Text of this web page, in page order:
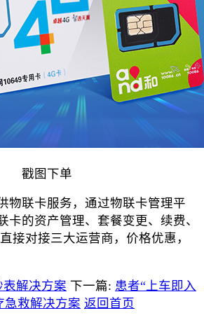
戳图下单
物联卡服务，通过物联卡管理平
卡的资产管理、套餐变更、续费、
接对接三大运营商，价格优惠，
解决方案 下一篇: 患者“上车即入
救解决方案 返回首页